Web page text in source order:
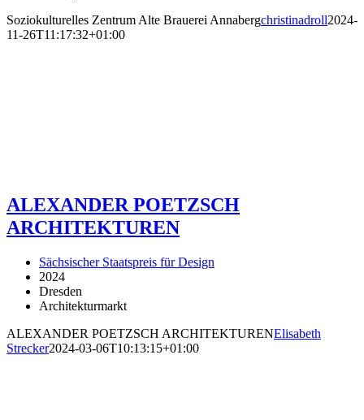
Soziokulturelles Zentrum Alte Brauerei Annabergchristinadroll2024-
11-26T11:17:32+01:00
ALEXANDER POETZSCH
ARCHITEKTUREN
Sächsischer Staatspreis für Design
2024
Dresden
Architekturmarkt
ALEXANDER POETZSCH ARCHITEKTURENElisabeth
Strecker2024-03-06T10:13:15+01:00